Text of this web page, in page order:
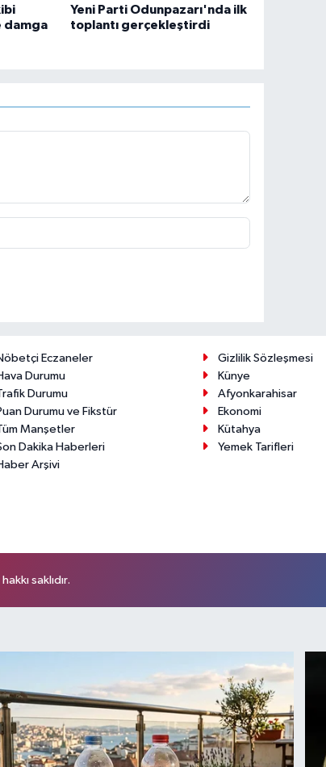
damga
Yeni Parti Odunpazarı'nda ilk
toplantı gerçekleştirdi
Eczaneler
Durumu
Durumu
Durumu ve Fikstür
Manşetler
Dakika Haberleri
Arşivi
Gizlilik Sözleşmesi
Künye
Afyonkarahisar
Ekonomi
Kütahya
Yemek Tarifleri
saklıdır.